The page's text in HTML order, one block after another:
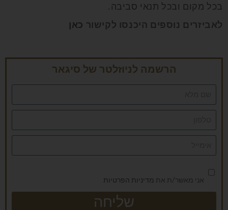
בכל מקום ובכל תנאי סביבה.
לאביזרים נוספים היכנסו לקישור כאן
הרשמה לניוזלטר של סיגאר
אני מאשר/ת את מדיניות הפרטיות
שליחה